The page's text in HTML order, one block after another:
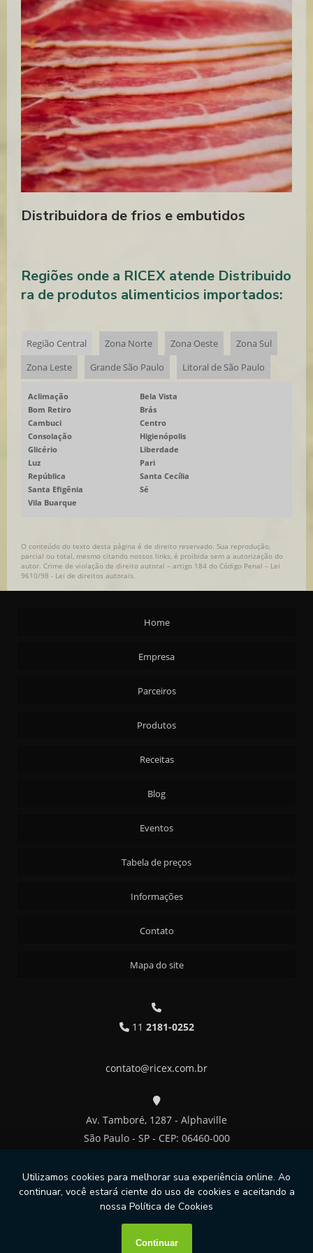
QUEIJO PRIMA DONNA
DISTRIBUIDOR QUEIJO PRIMA DONNA
QUEIJO PRIMA DONNA PREÇO
QUEIJO PRIMA DONNA COMPRAR
Distribuidora de frios e embutidos
Regiões onde a RICEX atende Distribuido
ra de produtos alimenticios importados:
Região Central Zona Norte Zona Oeste
Zona Sul
Zona Leste
Grande São Paulo Litoral de São Paulo
Aclimação
Bela Vista
Bom Retiro
Brás
Cambuci
Centro
Consolação
Higienópolis
Glicério
Liberdade
Luz
Pari
República
Santa Cecília
Santa Efigênia
Sé
Vila Buarque
O conteúdo do texto desta página é de direito reservado. Sua reprodução,
parcial ou total, mesmo citando nossos links, é proibida sem a autorização do
autor. Crime de violação de direito autoral – artigo 184 do Código Penal – Lei
9610/98 - Lei de direitos autorais.
Home
Empresa
Parceiros
Produtos
Receitas
Blog
Eventos
Tabela de preços
Informações
Contato
Mapa do site
11 2181-0252
contato@ricex.com.br
Av. Tamboré, 1287 - Alphaville
São Paulo - SP - CEP: 06460-000
Copyright © RICEX. (Lei 9610 de 19/02/1998)
W3C